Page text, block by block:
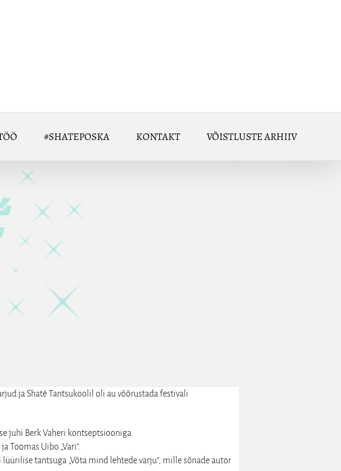
#SHATEPOSKA KONTAKT VÕISTLUSTE ARHIIV
ja Shaté Tantsukoolil oli au võõrustada festivali
juhi Berk Vaheri kontseptsiooniga.
Toomas Uibo „Vari“.
tantsuga „Võta mind lehtede varju“, mille sõnade autor